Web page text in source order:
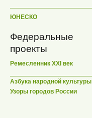
ЮНЕСКО
Федеральные
проекты
Ремесленник XXI век
Азбука народной культуры
Узоры городов России